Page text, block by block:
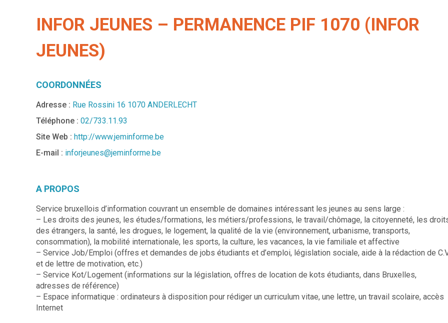
INFOR JEUNES – PERMANENCE PIF 1070 (INFOR
JEUNES)
COORDONNÉES
Adresse : Rue Rossini 16 1070 ANDERLECHT
Téléphone : 02/733.11.93
Site Web : http://www.jeminforme.be
E-mail : inforjeunes@jeminforme.be
A PROPOS
Service bruxellois d’information couvrant un ensemble de domaines intéressant les jeunes au sens large :
– Les droits des jeunes, les études/formations, les métiers/professions, le travail/chômage, la citoyenneté, les
des étrangers, la santé, les drogues, le logement, la qualité de la vie (environnement, urbanisme, transports,
consommation), la mobilité internationale, les sports, la culture, les vacances, la vie familiale et affective
– Service Job/Emploi (offres et demandes de jobs étudiants et d’emploi, législation sociale, aide à la rédaction de
et de lettre de motivation, etc.)
– Service Kot/Logement (informations sur la législation, offres de location de kots étudiants, dans Bruxelles,
adresses de référence)
– Espace informatique : ordinateurs à disposition pour rédiger un curriculum vitae, une lettre, un travail scolaire, accès
Internet